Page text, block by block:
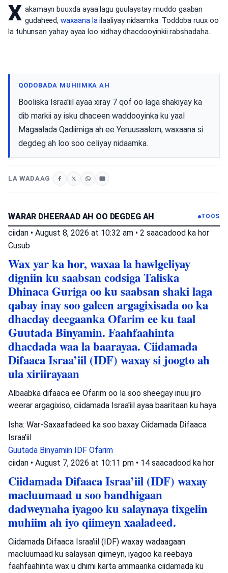
X akamayn buuxda ayaa lagu guulaystay muddo gaaban
gudaheed,waxaana lailaaliyay nidaamka. Toddoba ruux oo
la tuhunsan yahay ayaa loo xidhay dhacdooyinkii rabshadaha.
QODOBADA MUHIIMKA AH
Booliska Israa'iil ayaa xiray 7 qof oo laga shakiyay ka
dib markii ay isku dhaceen waddooyinka ku yaal
Magaalada Qadiimiga ah ee Yeruusaalem, waxaana si
degdeg ah loo soo celiyay nidaamka.
LA WADAAG
WARAR DHEERAAD AH OO DEGDEG AH TOOS
ciidan • August 8, 2026 at 10:32 am • 2 saacadood ka hor
Cusub
Wax yar ka hor, waxaa la hawlgeliyay
digniin ku saabsan codsiga Taliska
Dhinaca Guriga oo ku saabsan shaki laga
qabay inay soo galeen argagixisada oo ka
dhacday deegaanka Ofarim ee ku taal
Guutada Binyamin. Faahfaahinta
dhacdada waa la baarayaa. Ciidamada
Difaaca Israa’iil (IDF) waxay si joogto ah
ula xiriirayaan
Albaabka difaaca ee Ofarim oo la soo sheegay inuu jiro
weerar argagixiso, ciidamada Israa'iil ayaa baaritaan ku haya.
Isha: War-Saxaafadeed ka soo baxay Ciidamada Difaaca
Israa'iil
Guutada Binyamiin IDF Ofarim
ciidan • August 7, 2026 at 10:11 pm • 14 saacadood ka hor
Ciidamada Difaaca Israa’iil (IDF) waxay
macluumaad u soo bandhigaan
dadweynaha iyagoo ku salaynaya tixgelin
muhiim ah iyo qiimeyn xaaladeed.
Ciidamada Difaaca Israa'iil (IDF) waxay wadaagaan
macluumaad ku salaysan qiimeyn, iyagoo ka reebaya
faahfaahinta wax u dhimi karta ammaanka ciidamada ku